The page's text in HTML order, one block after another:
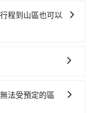
程到山區也可以
過海拔1500公尺來進
費細節，讓您能更放
以讓您更加深入地
車還可以省去您自
法受預定的區